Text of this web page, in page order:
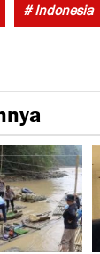
# Indonesia